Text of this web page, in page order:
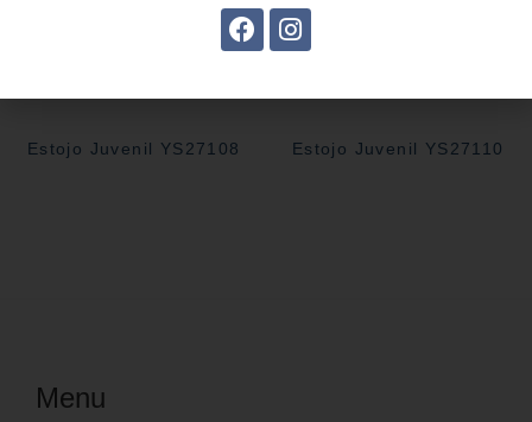
Estojo Juvenil YS27108 Estojo Juvenil YS27110
Menu